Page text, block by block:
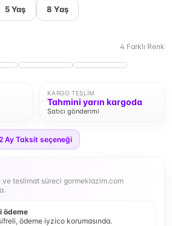
5 Yaş 8 Yaş
4 Farklı Renk
KARGO TESLIM
Tahmini yarın kargoda
Satıcı gönderimi
Ay Taksit seçeneği
ve teslimat süreci gormeklazim.com
ödeme
ödeme iyzico korumasında.